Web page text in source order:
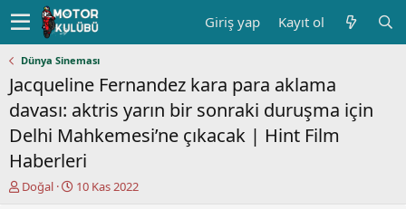
Giriş yap Kayıt ol
Dünya Sineması
Jacqueline Fernandez kara para aklama
davası: aktris yarın bir sonraki duruşma için
Delhi Mahkemesi’ne çıkacak | Hint Film
Haberleri
K
Doğal
B10 Kas 2022